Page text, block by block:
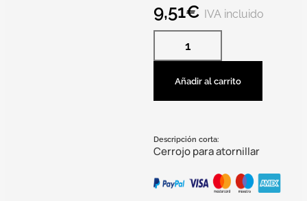
9,51€ IVA incluido
Añadir al carrito
Descripción corta:
Cerrojo para atornillar